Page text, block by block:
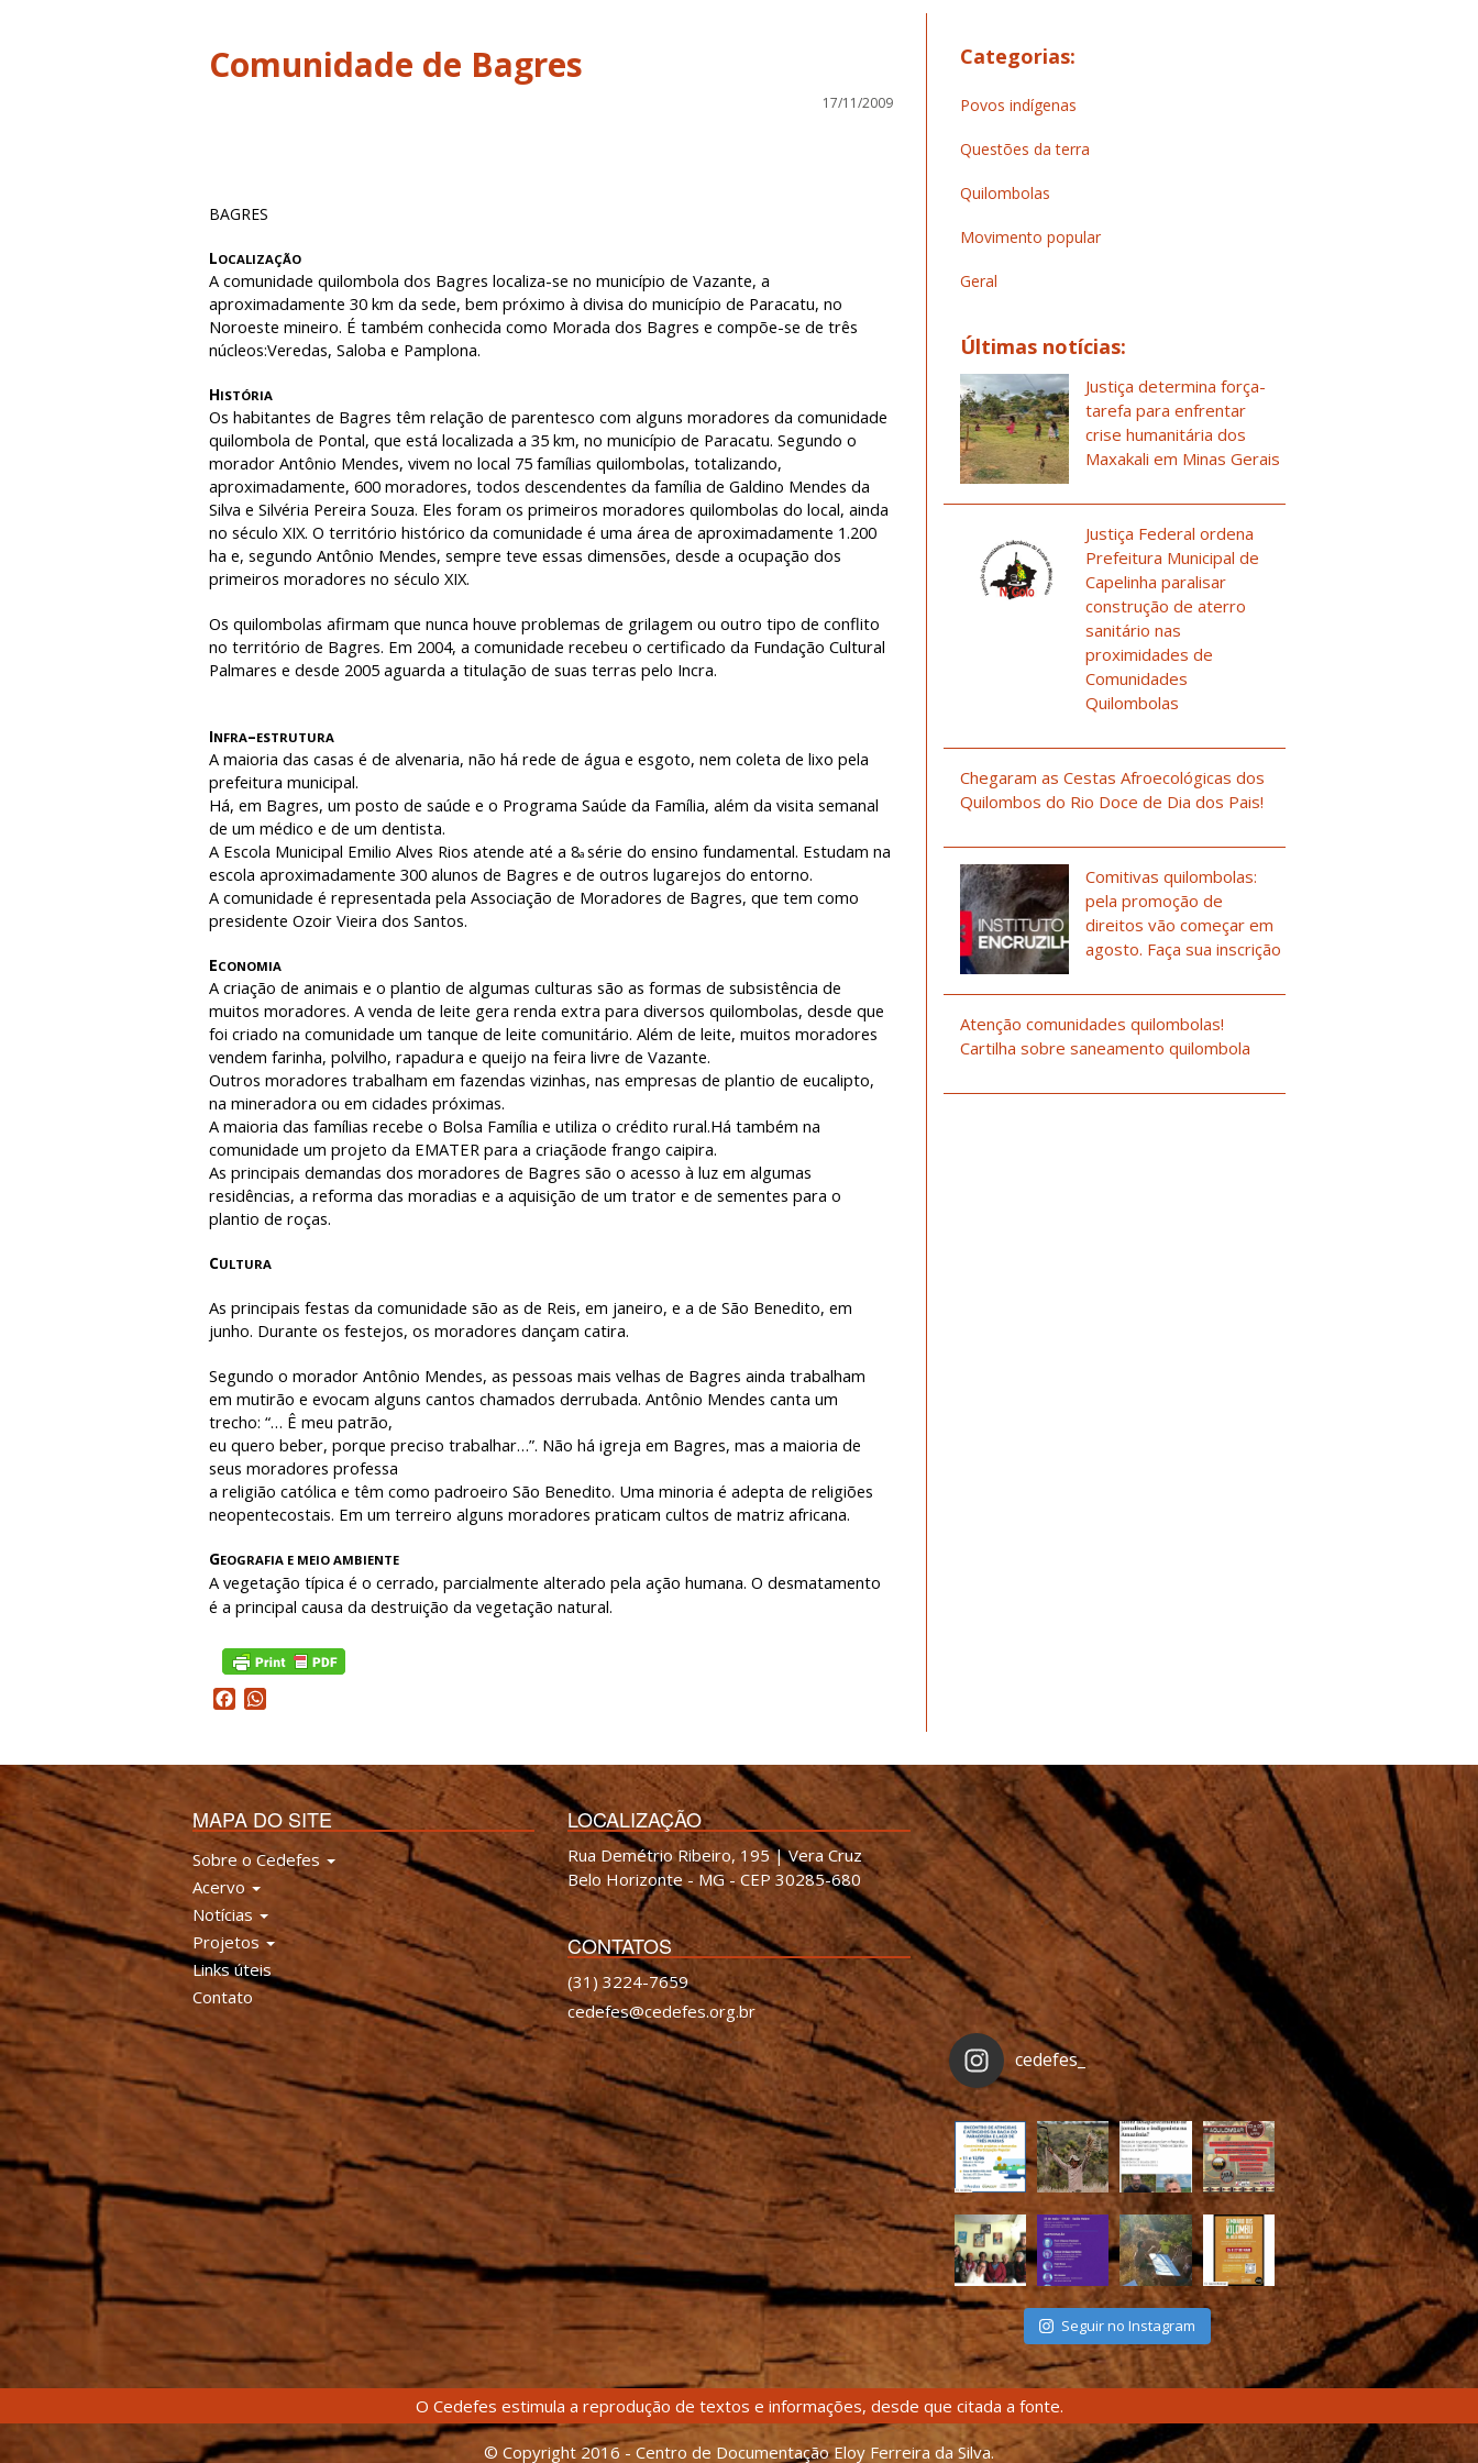
Comunidade de Bagres
17/11/2009
BAGRES
LOCALIZAÇÃO
A comunidade quilombola dos Bagres localiza-se no município de Vazante, a
aproximadamente 30 km da sede, bem próximo à divisa do município de Paracatu, no
Noroeste mineiro. É também conhecida como Morada dos Bagres e compõe-se de três
núcleos:Veredas, Saloba e Pamplona.
HISTÓRIA
Os habitantes de Bagres têm relação de parentesco com alguns moradores da comunidade
quilombola de Pontal, que está localizada a 35 km, no município de Paracatu. Segundo o
morador Antônio Mendes, vivem no local 75 famílias quilombolas, totalizando,
aproximadamente, 600 moradores, todos descendentes da família de Galdino Mendes da
Silva e Silvéria Pereira Souza. Eles foram os primeiros moradores quilombolas do local, ainda
no século XIX. O território histórico da comunidade é uma área de aproximadamente 1.200
ha e, segundo Antônio Mendes, sempre teve essas dimensões, desde a ocupação dos
primeiros moradores no século XIX.
Os quilombolas afirmam que nunca houve problemas de grilagem ou outro tipo de conflito
no território de Bagres. Em 2004, a comunidade recebeu o certificado da Fundação Cultural
Palmares e desde 2005 aguarda a titulação de suas terras pelo Incra.
INFRA–ESTRUTURA
A maioria das casas é de alvenaria, não há rede de água e esgoto, nem coleta de lixo pela
prefeitura municipal.
Há, em Bagres, um posto de saúde e o Programa Saúde da Família, além da visita semanal
de um médico e de um dentista.
A Escola Municipal Emilio Alves Rios atende até a 8a série do ensino fundamental. Estudam na
escola aproximadamente 300 alunos de Bagres e de outros lugarejos do entorno.
A comunidade é representada pela Associação de Moradores de Bagres, que tem como
presidente Ozoir Vieira dos Santos.
ECONOMIA
A criação de animais e o plantio de algumas culturas são as formas de subsistência de
muitos moradores. A venda de leite gera renda extra para diversos quilombolas, desde que
foi criado na comunidade um tanque de leite comunitário. Além de leite, muitos moradores
vendem farinha, polvilho, rapadura e queijo na feira livre de Vazante.
Outros moradores trabalham em fazendas vizinhas, nas empresas de plantio de eucalipto,
na mineradora ou em cidades próximas.
A maioria das famílias recebe o Bolsa Família e utiliza o crédito rural.Há também na
comunidade um projeto da EMATER para a criaçãode frango caipira.
As principais demandas dos moradores de Bagres são o acesso à luz em algumas
residências, a reforma das moradias e a aquisição de um trator e de sementes para o
plantio de roças.
CULTURA
As principais festas da comunidade são as de Reis, em janeiro, e a de São Benedito, em
junho. Durante os festejos, os moradores dançam catira.
Segundo o morador Antônio Mendes, as pessoas mais velhas de Bagres ainda trabalham
em mutirão e evocam alguns cantos chamados derrubada. Antônio Mendes canta um
trecho: “… Ê meu patrão,
eu quero beber, porque preciso trabalhar…”. Não há igreja em Bagres, mas a maioria de
seus moradores professa
a religião católica e têm como padroeiro São Benedito. Uma minoria é adepta de religiões
neopentecostais. Em um terreiro alguns moradores praticam cultos de matriz africana.
GEOGRAFIA E MEIO AMBIENTE
A vegetação típica é o cerrado, parcialmente alterado pela ação humana. O desmatamento
é a principal causa da destruição da vegetação natural.
Facebook
Categorias:
Povos indígenas
Questões da terra
Quilombolas
Movimento popular
Geral
Últimas notícias:
Justiça determina força-
tarefa para enfrentar
crise humanitária dos
Maxakali em Minas Gerais
Justiça Federal ordena
Prefeitura Municipal de
Capelinha paralisar
construção de aterro
sanitário nas
proximidades de
Comunidades
Quilombolas
Chegaram as Cestas Afroecológicas dos
Quilombos do Rio Doce de Dia dos Pais!
Comitivas quilombolas:
pela promoção de
direitos vão começar em
agosto. Faça sua inscrição
Atenção comunidades quilombolas!
Cartilha sobre saneamento quilombola
MAPA DO SITE
Sobre o Cedefes
Acervo
Notícias
Projetos
Links úteis
Contato
LOCALIZAÇÃO
Rua Demétrio Ribeiro, 195 | Vera Cruz
Belo Horizonte - MG - CEP 30285-680
CONTATOS
(31) 3224-7659
cedefes@cedefes.org.br
cedefes_
Seguir no Instagram
O Cedefes estimula a reprodução de textos e informações, desde que citada a fonte.
© Copyright 2016 - Centro de Documentação Eloy Ferreira da Silva.